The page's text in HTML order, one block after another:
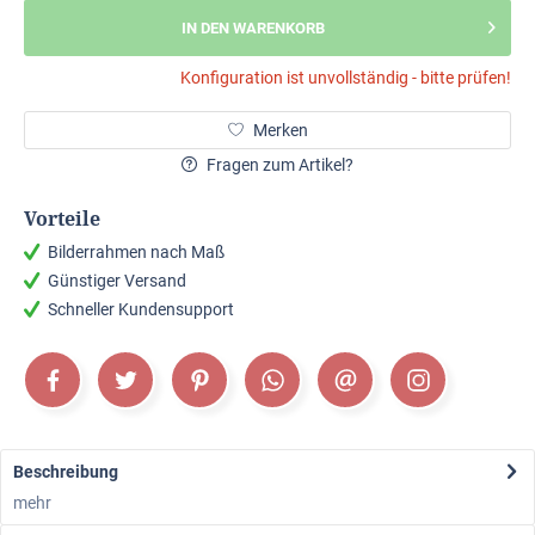
IN DEN WARENKORB
Konfiguration ist unvollständig - bitte prüfen!
Merken
Fragen zum Artikel?
Vorteile
Bilderrahmen nach Maß
Günstiger Versand
Schneller Kundensupport
Beschreibung
mehr